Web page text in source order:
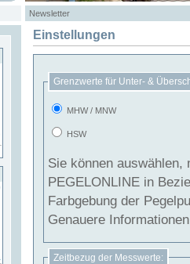
Newsletter
Einstellungen
Grenzwerte für Unter- &
MHW / MNW
HSW
Sie können
PEGELONLINE in Beziehung
Farbgebung der
Genauere
Zeitbezug der Messwerte: